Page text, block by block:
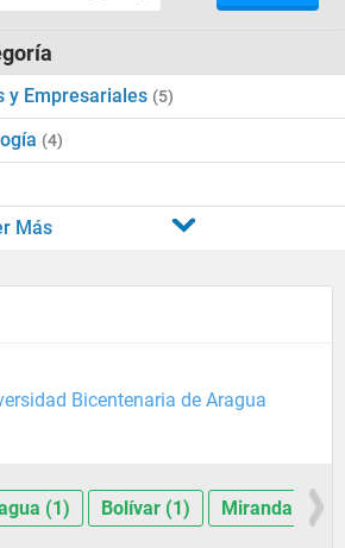
y Empresariales (5)
(4)
Más
Bicentenaria de Aragua
(1) Bolívar (1) Miranda (1)